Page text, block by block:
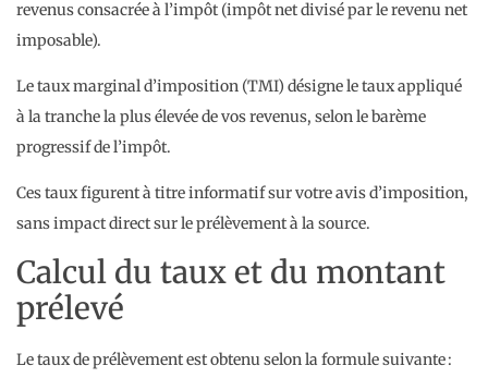
revenus consacrée à l’impôt (impôt net divisé par le revenu net
imposable).
Le taux marginal d’imposition (TMI) désigne le taux appliqué
à la tranche la plus élevée de vos revenus, selon le barème
progressif de l’impôt.
Ces taux figurent à titre informatif sur votre avis d’imposition,
sans impact direct sur le prélèvement à la source.
Calcul du taux et du montant
prélevé
Le taux de prélèvement est obtenu selon la formule suivante :